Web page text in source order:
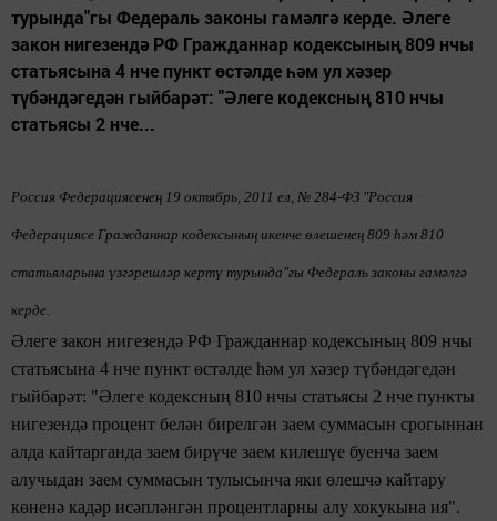
турында"гы Федераль законы гамәлгә керде. Әлеге
закон нигезендә РФ Гражданнар кодексының 809 нчы
статьясына 4 нче пункт өстәлде һәм ул хәзер
түбәндәгедән гыйбарәт: "Әлеге кодексның 810 нчы
статьясы 2 нче...
Россия Федерациясенең 19 октябрь, 2011 ел, № 284-ФЗ "Россия
Федерациясе Гражданнар кодексының икенче өлешенең 809 һәм 810
статьяларына үзгәрешләр кертү турында"гы Федераль законы гамәлгә
керде.
Әлеге закон нигезендә РФ Гражданнар кодексының 809 нчы
статьясына 4 нче пункт өстәлде һәм ул хәзер түбәндәгедән
гыйбарәт: "Әлеге кодексның 810 нчы статьясы 2 нче пункты
нигезендә процент белән бирелгән заем суммасын срогыннан
алда кайтарганда заем бирүче заем килешүе буенча заем
алучыдан заем суммасын тулысынча яки өлешчә кайтару
көненә кадәр исәпләнгән процентларны алу хокукына ия".